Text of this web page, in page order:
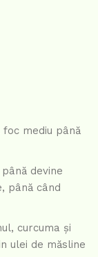
mediu până
devine
până când
curcuma și
ulei de măsline